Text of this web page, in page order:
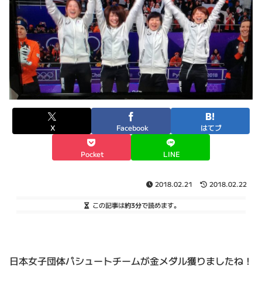
X Facebook はてブ
Pocket LINE
2018.02.21 2018.02.22
この記事は約3分で読めます。
日本女子団体パシュートチームが金メダル獲りましたね！